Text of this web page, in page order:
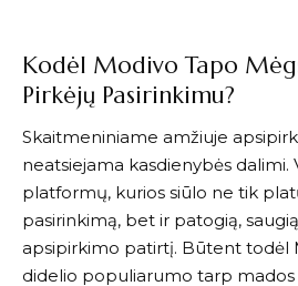
Kodėl Modivo Tapo
Pirkėjų Pasirinkimu?
Skaitmeniniame amžiuje
neatsiejama kasdienybės dalimi.
platformų, kurios siūlo ne tik
pasirinkimą, bet ir patogią,
apsipirkimo patirtį. Būtent todėl
didelio populiarumo tarp mados